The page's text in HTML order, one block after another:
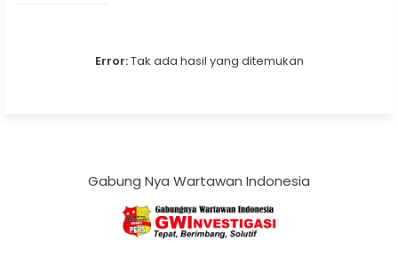
Error:Tak ada hasil yang ditemukan
Gabung Nya Wartawan Indonesia